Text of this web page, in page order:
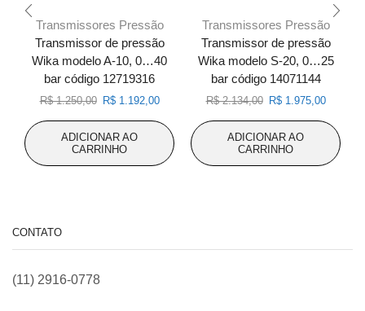
Transmissores Pressão
Transmissor de pressão
Wika modelo A-10, 0…40
bar código 12719316
R$1.250,00 O
original
era:
R$ 1.250,00.
R$1.192,00O
atual
R$ 1.192,00.
ADICIONAR AO
CARRINHO
Transmissores Pressão
Transmissor de pressão
Wika modelo S-20, 0…25
bar código 14071144
R$2.134,00 O
original
era:
R$ 2.134,00.
R$1.975,00O
atual
R$
ADICIONAR AO
CARRINHO
CONTATO
(11) 2916-0778